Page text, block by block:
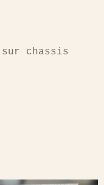
chassis